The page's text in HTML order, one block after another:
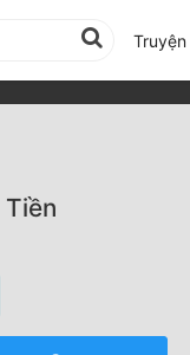
Truyện